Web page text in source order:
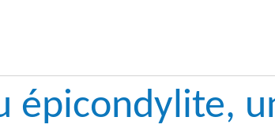
épicondylite,